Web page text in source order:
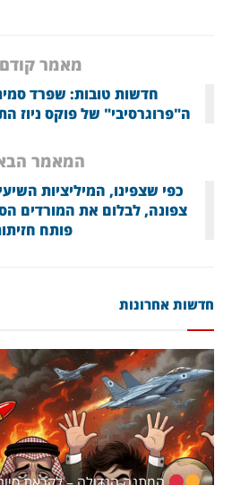
מאמר קודם
חדשות טובות: שפרד
ה"פרוגרסיבי" של פוקס ניוז
המאמר
כפי שצפינו, המיליציות
צפונה, לבלום את המורדים
פותח
חדשות אחרונות